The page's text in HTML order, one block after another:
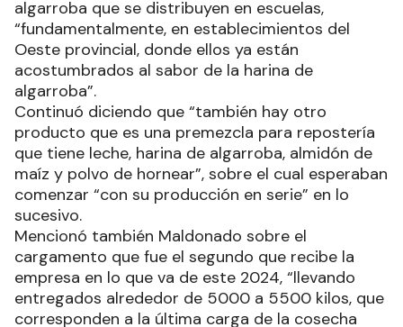
algarroba que se distribuyen en escuelas,
“fundamentalmente, en establecimientos del
Oeste provincial, donde ellos ya están
acostumbrados al sabor de la harina de
algarroba”.
Continuó diciendo que “también hay otro
producto que es una premezcla para repostería
que tiene leche, harina de algarroba, almidón de
maíz y polvo de hornear”, sobre el cual esperaban
comenzar “con su producción en serie” en lo
sucesivo.
Mencionó también Maldonado sobre el
cargamento que fue el segundo que recibe la
empresa en lo que va de este 2024, “llevando
entregados alrededor de 5000 a 5500 kilos, que
corresponden a la última carga de la cosecha